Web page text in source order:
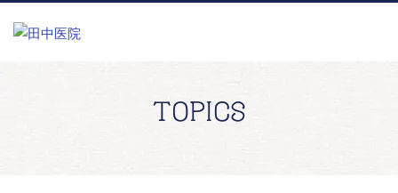
TOPICS